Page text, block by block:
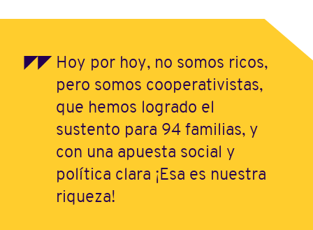
Hoy por hoy, no somos ricos,
pero somos cooperativistas,
que hemos logrado el
sustento para 94 familias, y
con una apuesta social y
política clara ¡Esa es nuestra
riqueza!